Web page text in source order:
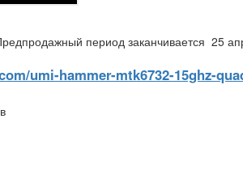
период заканчивается 25
umi-hammer-mtk6732-15ghz-